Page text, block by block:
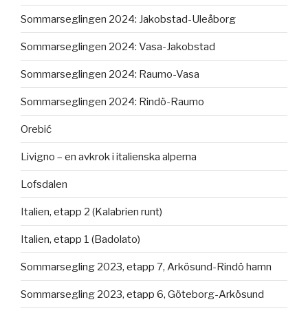
Sommarseglingen 2024: Jakobstad-Uleåborg
Sommarseglingen 2024: Vasa-Jakobstad
Sommarseglingen 2024: Raumo-Vasa
Sommarseglingen 2024: Rindö-Raumo
Orebić
Livigno – en avkrok i italienska alperna
Lofsdalen
Italien, etapp 2 (Kalabrien runt)
Italien, etapp 1 (Badolato)
Sommarsegling 2023, etapp 7, Arkösund-Rindö hamn
Sommarsegling 2023, etapp 6, Göteborg-Arkösund